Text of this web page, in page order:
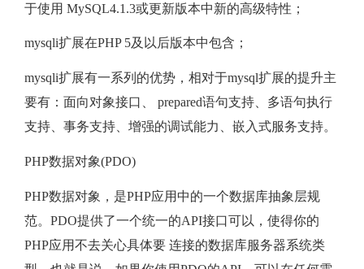
于使用 MySQL4.1.3或更新版本中新的高级特性；
mysqli扩展在PHP 5及以后版本中包含；
mysqli扩展有一系列的优势，相对于mysql扩展的提升主
要有：面向对象接口、 prepared语句支持、多语句执行
支持、事务支持、增强的调试能力、嵌入式服务支持。
PHP数据对象(PDO)
PHP数据对象，是PHP应用中的一个数据库抽象层规
范。PDO提供了一个统一的API接口可以，使得你的
PHP应用不去关心具体要 连接的数据库服务器系统类